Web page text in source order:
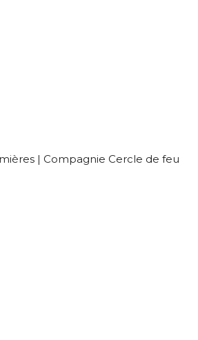
| Compagnie Cercle de feu